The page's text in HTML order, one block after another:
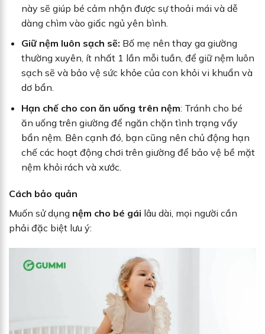
này sẽ giúp bé cảm nhận được sự thoải mái và dễ
dàng chìm vào giấc ngủ yên bình.
Giữ nệm luôn sạch sẽ: Bố mẹ nên thay ga giường
thường xuyên, ít nhất 1 lần mỗi tuần, để giữ nệm luôn
sạch sẽ và bảo vệ sức khỏe của con khỏi vi khuẩn và
dơ bẩn.
Hạn chế cho con ăn uống trên nệm: Tránh cho bé
ăn uống trên giường để ngăn chặn tình trạng vấy
bẩn nệm. Bên cạnh đó, bạn cũng nên chủ động hạn
chế các hoạt động chơi trên giường để bảo vệ bề mặt
nệm khỏi rách và xước.
Cách bảo quản
Muốn sử dụng nệm cho bé gái lâu dài, mọi người cần
phải đặc biệt lưu ý: